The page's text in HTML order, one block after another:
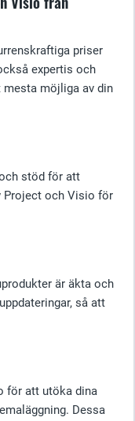
priser
expertis och
möjliga av din
stöd för att
Project och Visio för
är äkta och
så att
för att utöka dina
Dessa